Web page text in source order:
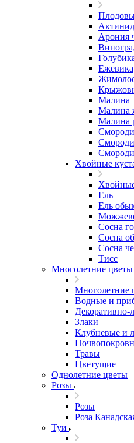
Арония
Ежевика
Малина
Малина
Малина
Хвойные
Ель
Ель
Сосна
Сосна
Сосна
Тисс
Многолетние цветы
Многолетние
Водные и
Декоративно-
Злаки
Клубневые и
Травы
Цветущие
Однолетние цветы
Розы
Розы
Роза
Туи